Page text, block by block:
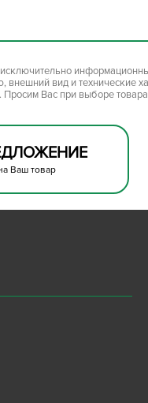
вид и технические
Вас при выборе
Ваш товар